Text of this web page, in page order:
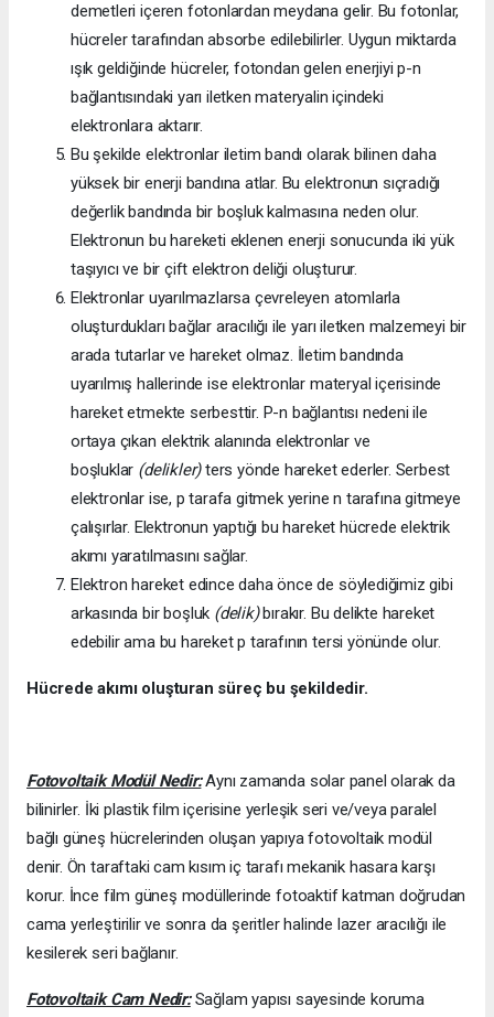
demetleri içeren fotonlardan meydana gelir. Bu fotonlar,
hücreler tarafından absorbe edilebilirler. Uygun miktarda
ışık geldiğinde hücreler, fotondan gelen enerjiyi p-n
bağlantısındaki yarı iletken materyalin içindeki
elektronlara aktarır.
Bu şekilde elektronlar iletim bandı olarak bilinen daha
yüksek bir enerji bandına atlar. Bu elektronun sıçradığı
değerlik bandında bir boşluk kalmasına neden olur.
Elektronun bu hareketi eklenen enerji sonucunda iki yük
taşıyıcı ve bir çift elektron deliği oluşturur.
Elektronlar uyarılmazlarsa çevreleyen atomlarla
oluşturdukları bağlar aracılığı ile yarı iletken malzemeyi bir
arada tutarlar ve hareket olmaz. İletim bandında
uyarılmış hallerinde ise elektronlar materyal içerisinde
hareket etmekte serbesttir. P-n bağlantısı nedeni ile
ortaya çıkan elektrik alanında elektronlar ve
boşluklar (delikler)ters yönde hareket ederler. Serbest
elektronlar ise, p tarafa gitmek yerine n tarafına gitmeye
çalışırlar. Elektronun yaptığı bu hareket hücrede elektrik
akımı yaratılmasını sağlar.
Elektron hareket edince daha önce de söylediğimiz gibi
arkasında bir boşluk (delik)bırakır. Bu delikte hareket
edebilir ama bu hareket p tarafının tersi yönünde olur.
Hücrede akımı oluşturan süreç bu şekildedir.
Fotovoltaik Modül Nedir:Aynı zamanda solar panel olarak da
bilinirler. İki plastik film içerisine yerleşik seri ve/veya paralel
bağlı güneş hücrelerinden oluşan yapıya fotovoltaik modül
denir. Ön taraftaki cam kısım iç tarafı mekanik hasara karşı
korur. İnce film güneş modüllerinde fotoaktif katman doğrudan
cama yerleştirilir ve sonra da şeritler halinde lazer aracılığı ile
kesilerek seri bağlanır.
Fotovoltaik Cam Nedir:Sağlam yapısı sayesinde koruma